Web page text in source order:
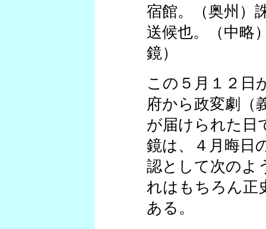
宿館。（奥州）
送候也。（中略
鏡）
この５月１２日
府から政変劇（
が届けられた日
鏡は、４月晦日
認として次のよ
れはもちろん正
ある。